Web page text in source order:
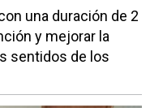
una duración de 2
y mejorar la
sentidos de los